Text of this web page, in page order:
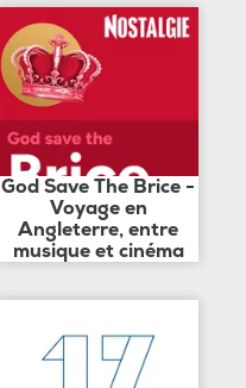
God Save The Brice -
Voyage en
Angleterre, entre
musique et cinéma